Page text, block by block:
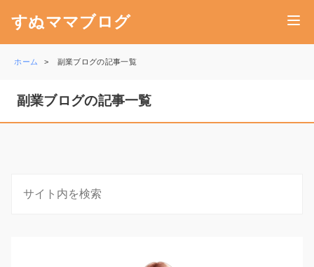
すぬママブログ
ホーム 副業ブログの記事一覧
副業ブログの記事一覧